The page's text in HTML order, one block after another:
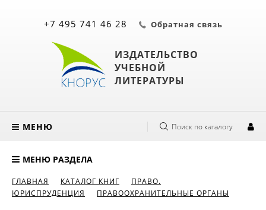
ИЗДАТЕЛЬСТВО
УЧЕБНОЙ
ЛИТЕРАТУРЫ
+7 495 741 46 28 Обратная связь
МЕНЮ Поиск по каталогу
МЕНЮ РАЗДЕЛА
ГЛАВНАЯ КАТАЛОГ КНИГ
ПРАВО.
ЮРИСПРУДЕНЦИЯ
ПРАВООХРАНИТЕЛЬНЫЕ ОРГАНЫ